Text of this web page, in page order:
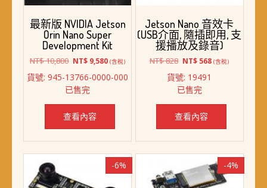
最新版 NVIDIA Jetson
Orin Nano Super
Development Kit
NT$10,800 原
價
格：
NT$ 10,800。
NT$ 9,580目
價
NT$ 9,580。
(含稅)
貨號: 945-13766-0000-000
已售完
查看內容
Jetson Nano 音效卡
(USB介面, 隨插即用, 支
援播放及錄音)
NT$828 原
價
格：
NT$ 828。
NT$ 568目
NT$ 568。
(含稅)
貨號: 19491
已售完
查看內容
-6% -4%